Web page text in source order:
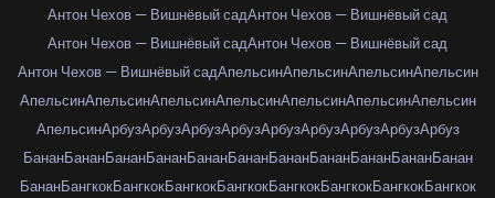
Антон Чехов — Вишнёвый садАнтон Чехов — Вишнёвый сад
Антон Чехов — Вишнёвый садАнтон Чехов — Вишнёвый сад
Антон Чехов — Вишнёвый садАпельсинАпельсинАпельсинАпельсин
АпельсинАпельсинАпельсинАпельсинАпельсинАпельсинАпельсин
АпельсинАрбузАрбузАрбузАрбузАрбузАрбузАрбузАрбузАрбуз
БананБананБананБананБананБананБананБананБананБананБанан
БананБангкокБангкокБангкокБангкокБангкокБангкокБангкокБангкок